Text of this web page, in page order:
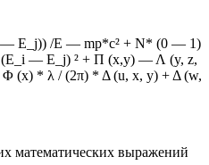
E_j)) /E — mp*c² + N* (0 — 1)
(E_i — E_j) ² + Π (х,у) — Λ (y, z,
(x) * λ / (2π) * Δ (u, x, y) + Δ (w,
математических выражений